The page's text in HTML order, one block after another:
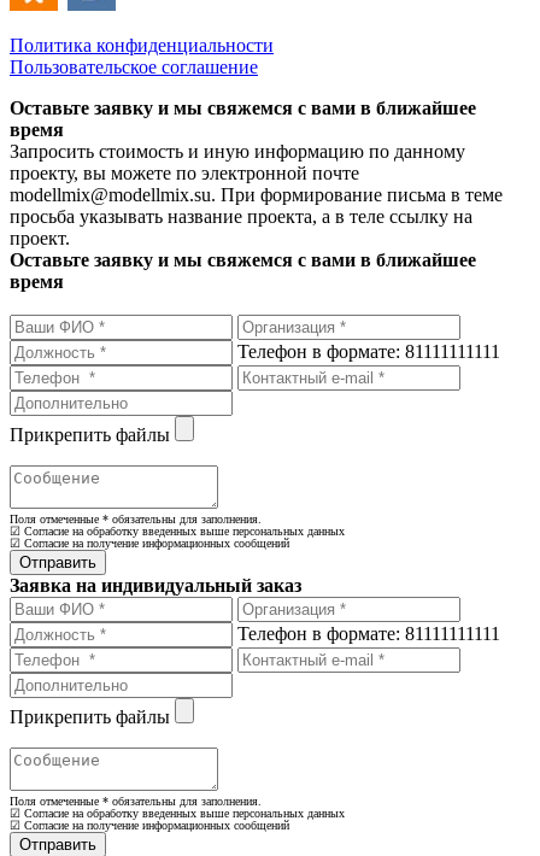
Политика конфиденциальности
Пользовательское соглашение
Оставьте заявку и мы свяжемся с вами в ближайшее
время
Запросить стоимость и иную информацию по данному
проекту, вы можете по электронной почте
modellmix@modellmix.su. При формирование письма в теме
просьба указывать название проекта, а в теле ссылку на
проект.
Оставьте заявку и мы свяжемся с вами в ближайшее
время
Телефон в формате: 81111111111
Прикрепить файлы
Поля отмеченные * обязательны для заполнения.
☑ Согласие на обработку введенных выше персональных данных
☑ Согласие на получение информационных сообщений
Заявка на индивидуальный заказ
Телефон в формате: 81111111111
Прикрепить файлы
Поля отмеченные * обязательны для заполнения.
☑ Согласие на обработку введенных выше персональных данных
☑ Согласие на получение информационных сообщений